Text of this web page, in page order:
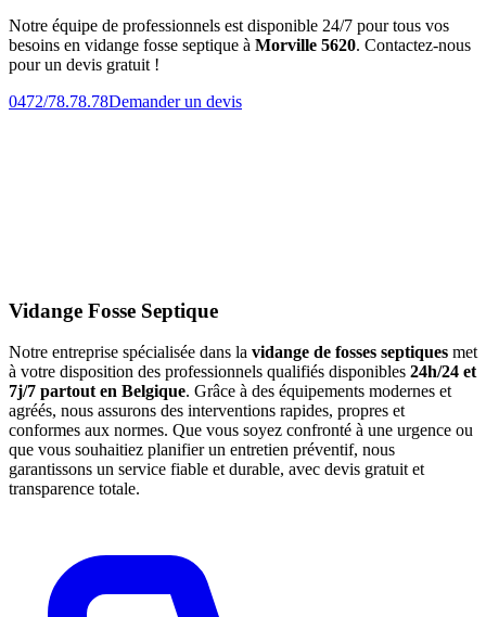
Notre équipe de professionnels est disponible 24/7 pour tous vos
besoins en vidange fosse septique à Morville 5620. Contactez-nous
pour un devis gratuit !
0472/78.78.78Demander un devis
Vidange Fosse Septique
Notre entreprise spécialisée dans la vidange de fosses septiques met
à votre disposition des professionnels qualifiés disponibles 24h/24 et
7j/7 partout en Belgique. Grâce à des équipements modernes et
agréés, nous assurons des interventions rapides, propres et
conformes aux normes. Que vous soyez confronté à une urgence ou
que vous souhaitiez planifier un entretien préventif, nous
garantissons un service fiable et durable, avec devis gratuit et
transparence totale.